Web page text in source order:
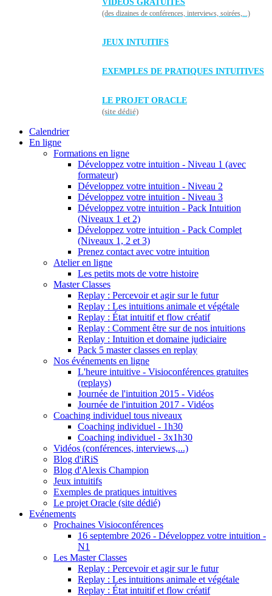
VIDÉOS GRATUITES
(des dizaines de conférences, interviews, soirées,...)
JEUX INTUITIFS
EXEMPLES DE PRATIQUES INTUITIVES
LE PROJET ORACLE
(site dédié)
Calendrier
En ligne
Formations en ligne
Développez votre intuition - Niveau 1 (avec
formateur)
Développez votre intuition - Niveau 2
Développez votre intuition - Niveau 3
Développez votre intuition - Pack Intuition
(Niveaux 1 et 2)
Développez votre intuition - Pack Complet
(Niveaux 1, 2 et 3)
Prenez contact avec votre intuition
Atelier en ligne
Les petits mots de votre histoire
Master Classes
Replay : Percevoir et agir sur le futur
Replay : Les intuitions animale et végétale
Replay : État intuitif et flow créatif
Replay : Comment être sur de nos intuitions
Replay : Intuition et domaine judiciaire
Pack 5 master classes en replay
Nos événements en ligne
L'heure intuitive - Visioconférences gratuites
(replays)
Journée de l'intuition 2015 - Vidéos
Journée de l'intuition 2017 - Vidéos
Coaching individuel tous niveaux
Coaching individuel - 1h30
Coaching individuel - 3x1h30
Vidéos (conférences, interviews,...)
Blog d'iRiS
Blog d'Alexis Champion
Jeux intuitifs
Exemples de pratiques intuitives
Le projet Oracle (site dédié)
Evénements
Prochaines Visioconférences
16 septembre 2026 - Développez votre intuition -
N1
Les Master Classes
Replay : Percevoir et agir sur le futur
Replay : Les intuitions animale et végétale
Replay : État intuitif et flow créatif